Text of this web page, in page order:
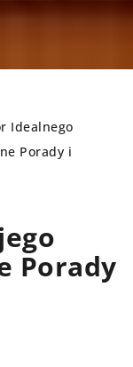
Idealnego
Porady i
Porady